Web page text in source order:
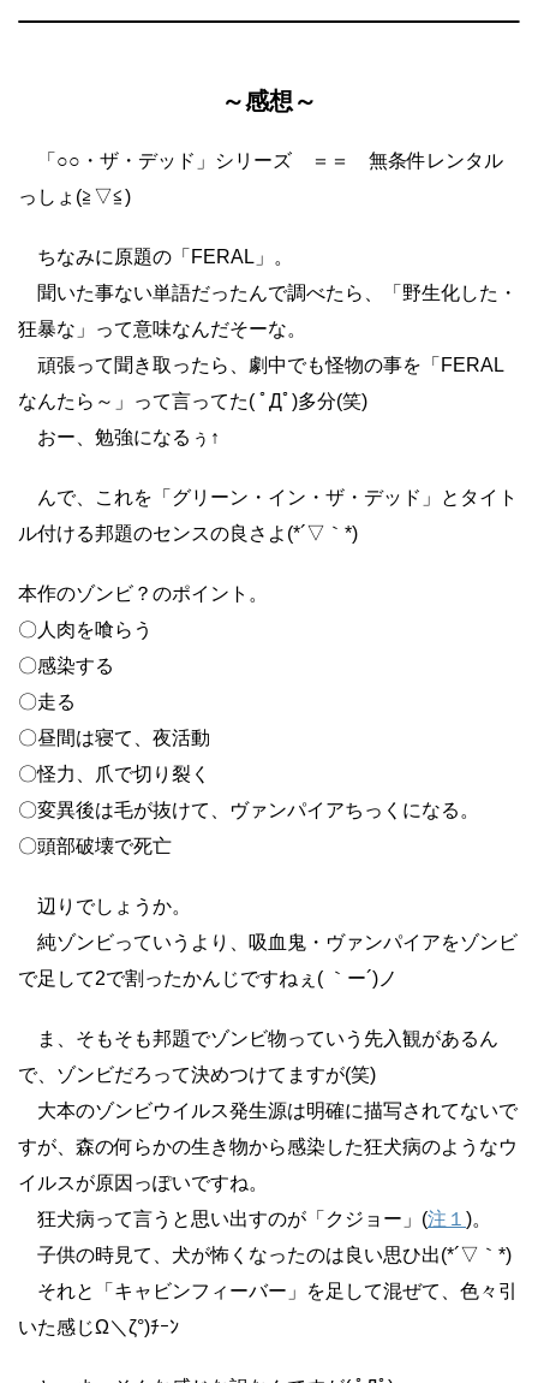
～感想～
「○○・ザ・デッド」シリーズ ＝＝ 無条件レンタル
っしょ(≧▽≦)
ちなみに原題の「FERAL」。
聞いた事ない単語だったんで調べたら、「野生化した・
狂暴な」って意味なんだそーな。
頑張って聞き取ったら、劇中でも怪物の事を「FERAL
なんたら～」って言ってた( ﾟДﾟ)多分(笑)
おー、勉強になるぅ↑
んで、これを「グリーン・イン・ザ・デッド」とタイト
ル付ける邦題のセンスの良さよ(*´▽｀*)
本作のゾンビ？のポイント。
〇人肉を喰らう
〇感染する
〇走る
〇昼間は寝て、夜活動
〇怪力、爪で切り裂く
〇変異後は毛が抜けて、ヴァンパイアちっくになる。
〇頭部破壊で死亡
辺りでしょうか。
純ゾンビっていうより、吸血鬼・ヴァンパイアをゾンビ
で足して2で割ったかんじですねぇ( ｀ー´)ノ
ま、そもそも邦題でゾンビ物っていう先入観があるん
で、ゾンビだろって決めつけてますが(笑)
大本のゾンビウイルス発生源は明確に描写されてないで
すが、森の何らかの生き物から感染した狂犬病のようなウ
イルスが原因っぽいですね。
狂犬病って言うと思い出すのが「クジョー」(注１ )。
子供の時見て、犬が怖くなったのは良い思ひ出(*´▽｀*)
それと「キャビンフィーバー」を足して混ぜて、色々引
いた感じΩ＼ζ°)ﾁｰﾝ